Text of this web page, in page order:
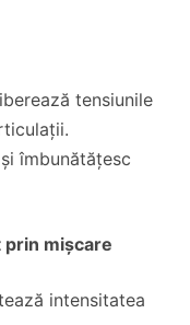
tensiunile
îmbunătățesc
mișcare
intensitatea